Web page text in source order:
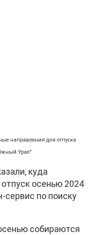
направления для отпуска
Урал"
куда
осенью 2024
сервис по поиску
собираются